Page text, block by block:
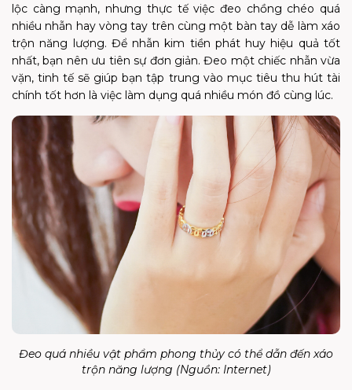
lộc càng mạnh, nhưng thực tế việc đeo chồng chéo quá
nhiều nhẫn hay vòng tay trên cùng một bàn tay dễ làm xáo
trộn năng lượng. Để nhẫn kim tiền phát huy hiệu quả tốt
nhất, bạn nên ưu tiên sự đơn giản. Đeo một chiếc nhẫn vừa
vặn, tinh tế sẽ giúp bạn tập trung vào mục tiêu thu hút tài
chính tốt hơn là việc làm dụng quá nhiều món đồ cùng lúc.
Đeo quá nhiều vật phẩm phong thủy có thể dẫn đến xáo
trộn năng lượng (Nguồn: Internet)